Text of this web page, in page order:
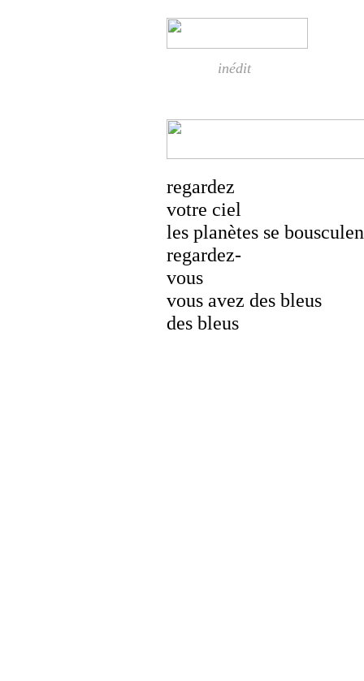
inédit
regardez
votre ciel
les planètes se
regardez-
vous
vous avez des bleus
des bleus